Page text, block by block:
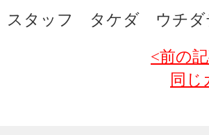
スタッフ タケダ ウチダ
<前の
同じ